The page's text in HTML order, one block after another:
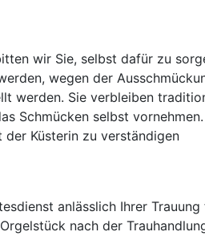
wir Sie, selbst dafür zu
wegen der
werden. Sie verbleiben
Schmücken selbst
Küsterin zu verständigen
anlässlich Ihrer
nach der